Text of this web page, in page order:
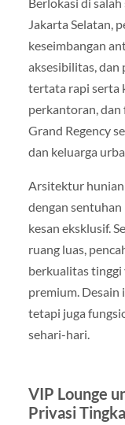
Jakarta Selatan,
keseimbangan
aksesibilitas, dan
tertata rapi serta
perkantoran, dan
Grand Regency
dan keluarga
Arsitektur hunian
dengan
kesan eksklusif.
ruang luas,
berkualitas tinggi
premium. Desain
tetapi juga
sehari-hari.
VIP Lounge
Privasi